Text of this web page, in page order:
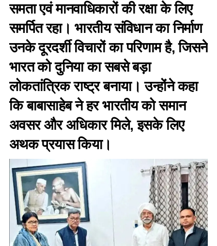
समता एवं मानवाधिकारों की रक्षा के लिए
समर्पित रहा। भारतीय संविधान का निर्माण
उनके दूरदर्शी विचारों का परिणाम है, जिसने
भारत को दुनिया का सबसे बड़ा
लोकतांत्रिक राष्ट्र बनाया। उन्होंने कहा
कि बाबासाहेब ने हर भारतीय को समान
अवसर और अधिकार मिले, इसके लिए
अथक प्रयास किया।